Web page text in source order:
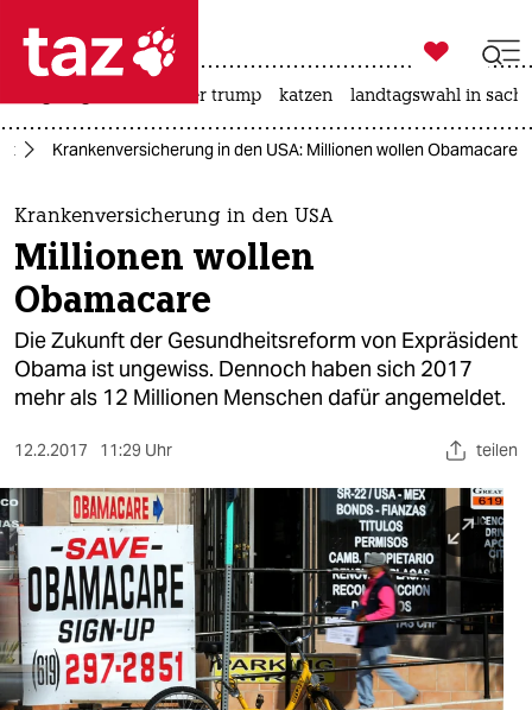
 taz zahl ich
taz zahl ich
themen
politik
öko
gesellschaft
sport
berlin
nord
wahrheit
verlag

taz zahl ich
usa unter trump katzen landtagswahl in
Krankenversicherung in den USA: Millionen wollen Obamacare
Krankenversicherung in den USA
Millionen wollen
Obamacare
Die Zukunft der Gesundheitsreform von Expräsident
Obama ist ungewiss. Dennoch haben sich 2017
mehr als 12 Millionen Menschen dafür angemeldet.
12.2.2017 11:29 Uhr teilen